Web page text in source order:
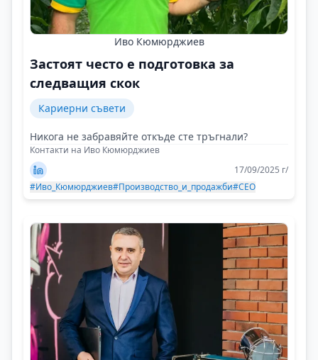
Иво Кюмюрджиев
Застоят често е подготовка за
следващия скок
Кариерни съвети
Никога не забравяйте откъде сте тръгнали?
Контакти на Иво Кюмюрджиев
17/09/2025 г/
#Иво_Кюмюрджиев#Производство_и_продажби#CEO